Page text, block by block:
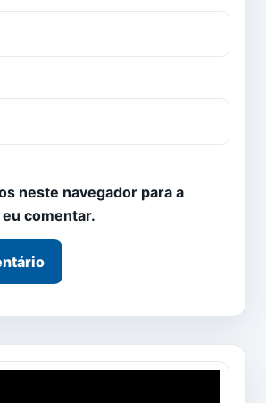
neste navegador para a
comentar.